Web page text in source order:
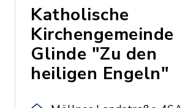
Katholische
Kirchengemeinde
Glinde "Zu den
heiligen Engeln"